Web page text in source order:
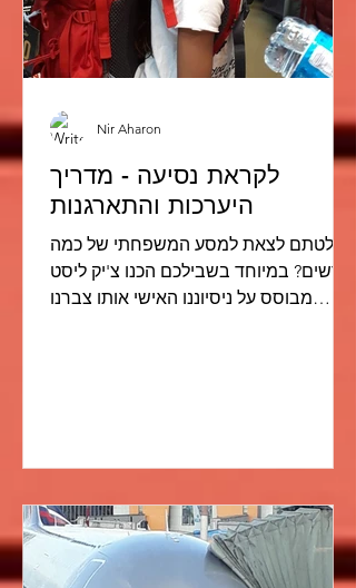
לקראת נסיעה - מדריך
היערכות והתארגנות
החלטתם לצאת למסע המשפחתי של כמה
חודשים? במיוחד בשבילכם הכנו צ'יק ליסט
מבוסס על ניסיוננו האישי אותו צברנו
Nir Aharon